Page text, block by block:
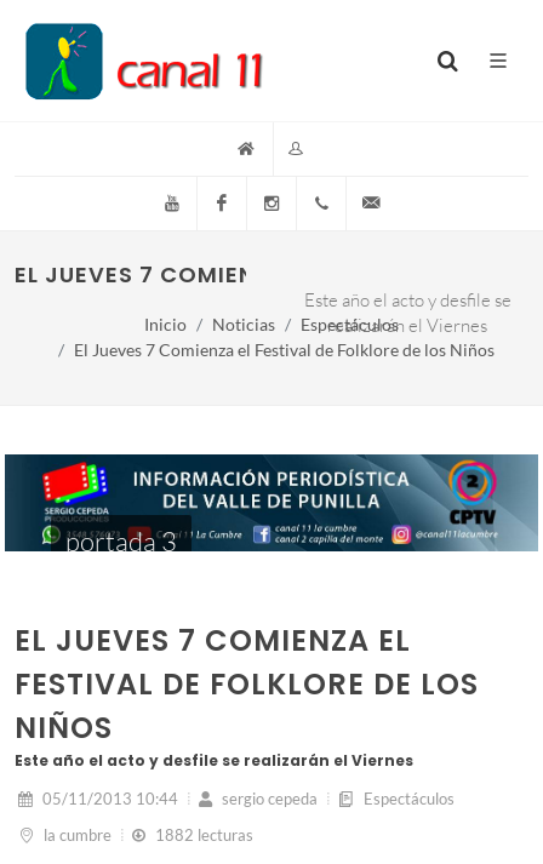
YouTube FacebookInstagram(+54)(9)3548-576073
EL JUEVES 7 COMIENZA EL FESTIVAL DE
Este año el acto y desfile se
realizarán el Viernes
Inicio Noticias
Espectáculos
El Jueves 7 Comienza el Festival de Folklore de los Niños
portada 3
EL JUEVES 7 COMIENZA EL
FESTIVAL DE FOLKLORE DE LOS
NIÑOS
Este año el acto y desfile se realizarán el Viernes
05/11/2013 10:44 sergio cepeda
Espectáculos
la cumbre
1882 lecturas